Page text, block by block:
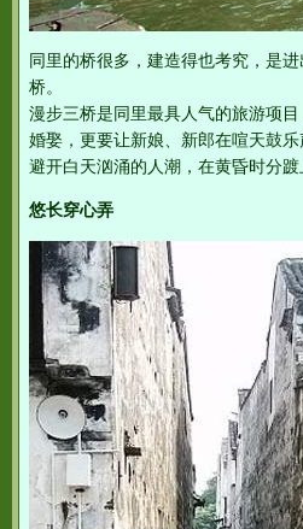
同里的桥很多，建造得也考究，是
桥。
漫步三桥是同里最具人气的旅游项
婚娶，更要让新娘、新郎在喧天鼓
避开白天汹涌的人潮，在黄昏时分
悠长穿心弄